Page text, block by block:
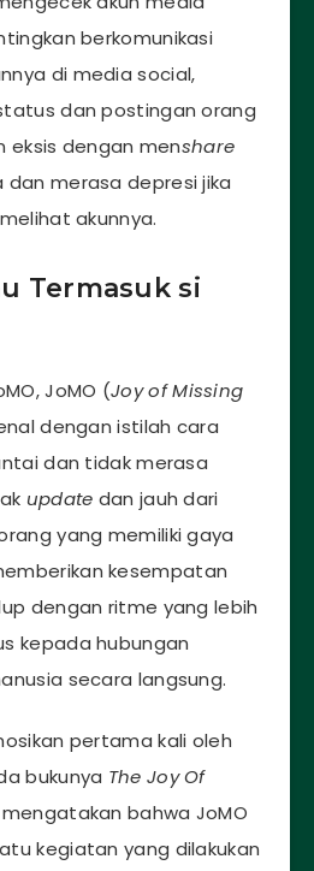
berkomunikasi
di media social,
dan postingan orang
eksis dengan menshare
merasa depresi jika
akunnya.
Termasuk si
JoMO (Joy of Missing
dengan istilah cara
dan tidak merasa
update dan jauh dari
yang memiliki gaya
kesempatan
dengan ritme yang lebih
kepada hubungan
secara langsung.
pertama kali oleh
bukunya The Joy Of
bahwa JoMO
kegiatan yang dilakukan